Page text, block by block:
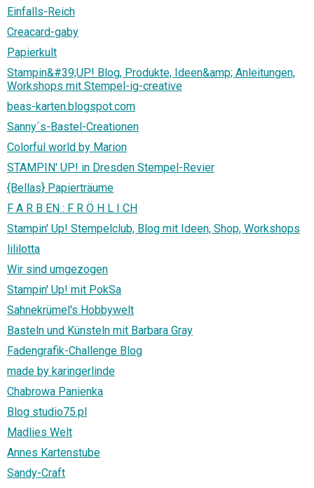
Einfalls-Reich
Creacard-gaby
Papierkult
Stampin&#39;UP! Blog, Produkte, Ideen&amp; Anleitungen,
Workshops mit Stempel-ig-creative
beas-karten.blogspot.com
Sanny´s-Bastel-Creationen
Colorful world by Marion
STAMPIN' UP! in Dresden Stempel-Revier
{Bellas} Papierträume
F A R B EN : F R Ö H L I CH
Stampin' Up! Stempelclub, Blog mit Ideen, Shop, Workshops
lililotta
Wir sind umgezogen
Stampin' Up! mit PokSa
Sahnekrümel's Hobbywelt
Basteln und Künsteln mit Barbara Gray
Fadengrafik-Challenge Blog
made by karingerlinde
Chabrowa Panienka
Blog studio75.pl
Madlies Welt
Annes Kartenstube
Sandy-Craft